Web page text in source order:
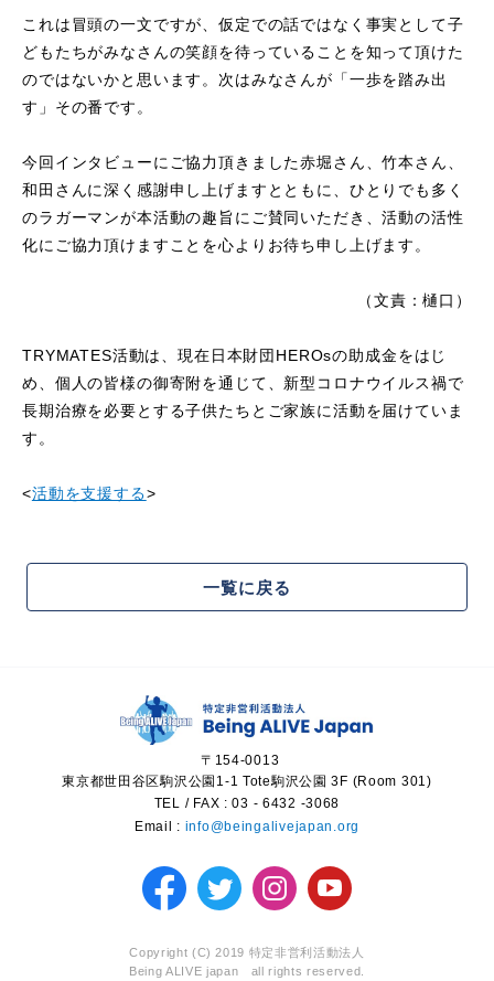
これは冒頭の一文ですが、仮定での話ではなく事実として子
どもたちがみなさんの笑顔を待っていることを知って頂けた
のではないかと思います。次はみなさんが「一歩を踏み出
す」その番です。
今回インタビューにご協力頂きました赤堀さん、竹本さん、
和田さんに深く感謝申し上げますとともに、ひとりでも多く
のラガーマンが本活動の趣旨にご賛同いただき、活動の活性
化にご協力頂けますことを心よりお待ち申し上げます。
（文責：樋口）
TRYMATES活動は、現在日本財団HEROsの助成金をはじ
め、個人の皆様の御寄附を通じて、新型コロナウイルス禍で
長期治療を必要とする子供たちとご家族に活動を届けていま
す。
<活動を支援する>
一覧に戻る
〒154-0013
東京都世田谷区駒沢公園1-1 Tote駒沢公園 3F (Room 301)
TEL / FAX :03 - 6432 -3068
Email : info@beingalivejapan.org
Copyright (C) 2019 特定非営利活動法人
Being ALIVE japan all rights reserved.